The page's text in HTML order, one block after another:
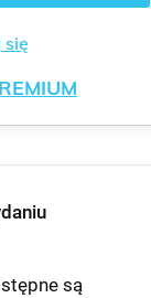
się
są